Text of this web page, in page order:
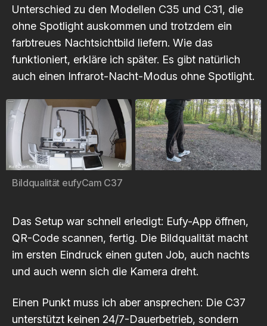
Unterschied zu den Modellen C35 und C31, die
ohne Spotlight auskommen und trotzdem ein
farbtreues Nachtsichtbild liefern. Wie das
funktioniert, erkläre ich später. Es gibt natürlich
auch einen Infrarot-Nacht-Modus ohne Spotlight.
Bildqualität eufyCam C37
Das Setup war schnell erledigt: Eufy-App öffnen,
QR-Code scannen, fertig. Die Bildqualität macht
im ersten Eindruck einen guten Job, auch nachts
und auch wenn sich die Kamera dreht.
Einen Punkt muss ich aber ansprechen: Die C37
unterstützt keinen 24/7-Dauerbetrieb, sondern